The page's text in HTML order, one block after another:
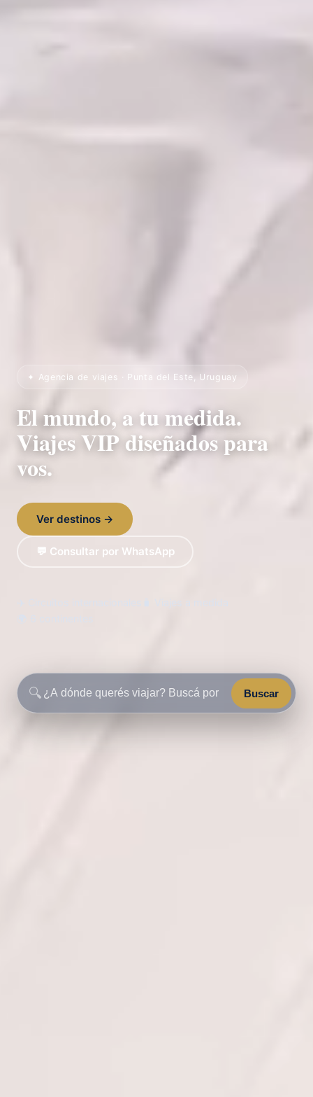
✦ Agencia de viajes · Punta del Este, Uruguay
El mundo, a tu medida.
Viajes VIP diseñados para
vos.
Ver destinos →
💬 Consultar por WhatsApp
🔍 Buscar